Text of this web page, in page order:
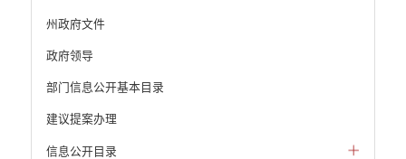
州政府文件
政府领导
部门信息公开基本目录
建议提案办理
信息公开目录